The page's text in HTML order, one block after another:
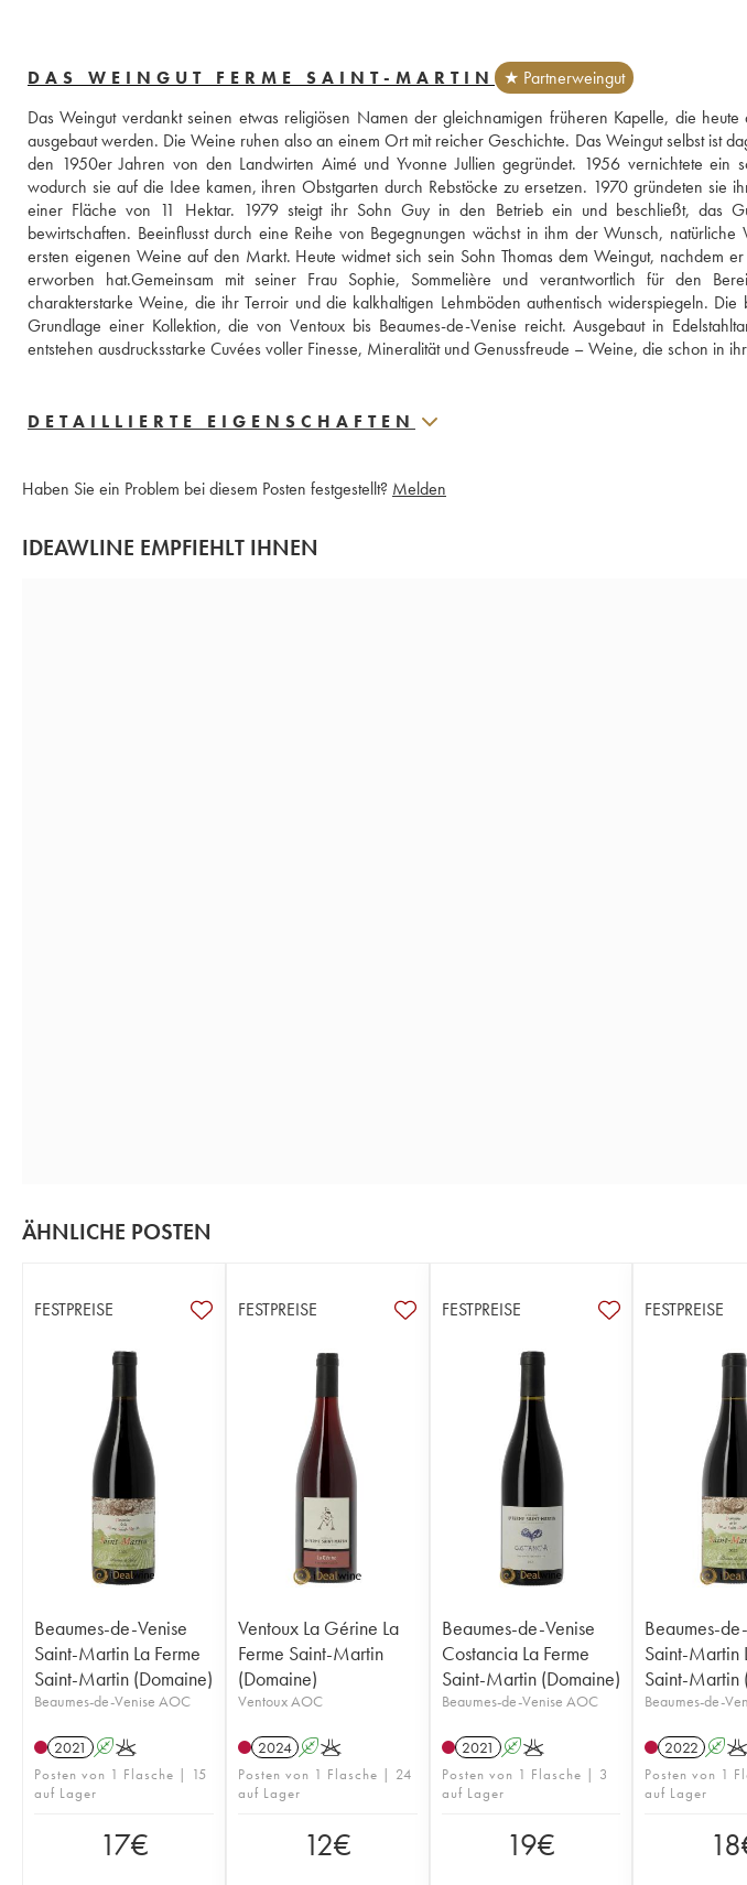
DAS WEINGUT FERME SAINT-MARTIN
★ Partnerweingut
Das Weingut verdankt seinen etwas religiösen Namen der gleichnamigen früheren Kapelle, die
ausgebaut werden. Die Weine ruhen also an einem Ort mit reicher Geschichte. Das Weingut selbst ist
den 1950er Jahren von den Landwirten Aimé und Yvonne Jullien gegründet. 1956 vernichtete ein
wodurch sie auf die Idee kamen, ihren Obstgarten durch Rebstöcke zu ersetzen. 1970 gründeten sie
einer Fläche von 11 Hektar. 1979 steigt ihr Sohn Guy in den Betrieb ein und beschließt, das
bewirtschaften. Beeinflusst durch eine Reihe von Begegnungen wächst in ihm der Wunsch,
ersten eigenen Weine auf den Markt. Heute widmet sich sein Sohn Thomas dem Weingut, nachdem
erworben hat.Gemeinsam mit seiner Frau Sophie, Sommelière und verantwortlich für den
charakterstarke Weine, die ihr Terroir und die kalkhaltigen Lehmböden authentisch widerspiegeln.
Grundlage einer Kollektion, die von Ventoux bis Beaumes-de-Venise reicht. Ausgebaut in
entstehen ausdrucksstarke Cuvées voller Finesse, Mineralität und Genussfreude – Weine, die schon in
DETAILLIERTE EIGENSCHAFTEN
Haben Sie ein Problem bei diesem Posten festgestellt? Melden
IDEAWLINE EMPFIEHLT IHNEN
ÄHNLICHE POSTEN
FESTPREISE
Beaumes-de-Venise
Saint-Martin La Ferme
Saint-Martin (Domaine)
Beaumes-de-Venise AOC
2021 AK
Posten von 1 Flasche | 15
auf Lager
17€
FESTPREISE
Ventoux La Gérine La
Ferme Saint-Martin
(Domaine)
Ventoux AOC
2024 AK
Posten von 1 Flasche | 24
auf Lager
12€
FESTPREISE
Beaumes-de-Venise
Costancia La Ferme
Saint-Martin (Domaine)
Beaumes-de-Venise AOC
2021 AK
Posten von 1 Flasche | 3
auf Lager
19€
FESTPREISE
Beaumes-
Saint-Martin
Saint-Martin
Beaumes-de-
2022 AK
Posten von 1
auf Lager
18